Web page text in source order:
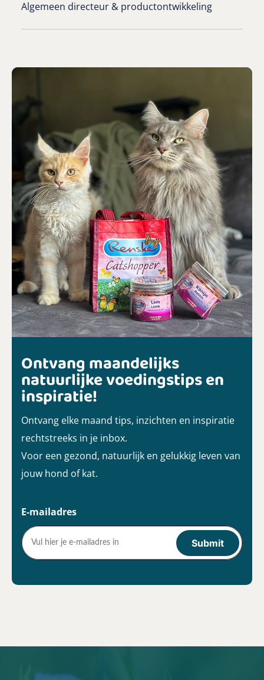
Algemeen directeur & productontwikkeling
Ontvang maandelijks
natuurlijke voedingstips en
inspiratie!
Ontvang elke maand tips, inzichten en inspiratie
rechtstreeks in je inbox.
Voor een gezond, natuurlijk en gelukkig leven van
jouw hond of kat.
E-mailadres